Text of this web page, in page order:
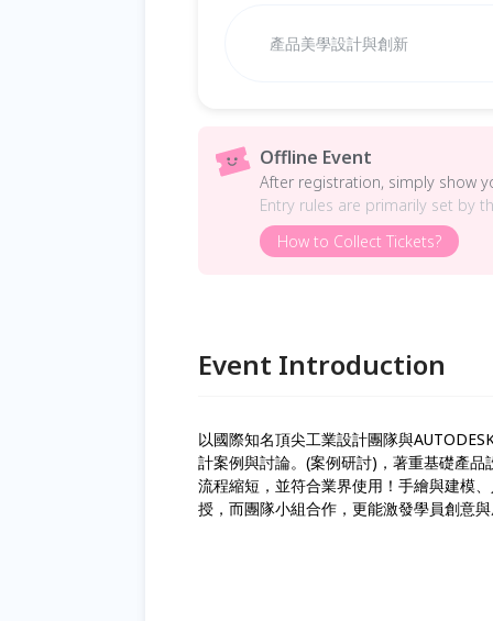
產品美學設計與創新
Offline Event
After registration, simply show
Entry rules are primarily set by
How to Collect Tickets?
Event Introduction
以國際知名頂尖工業設計團隊與
計案例與討論。(案例研討)，著重基礎產
流程縮短，並符合業界使用！手繪與建模
授，而團隊小組合作，更能激發學員創意